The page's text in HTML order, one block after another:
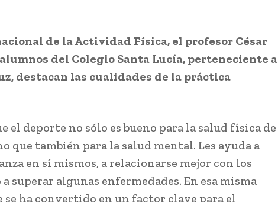
de la Actividad Física, el profesor César
del Colegio Santa Lucía, perteneciente a
destacan las cualidades de la práctica
el deporte no sólo es bueno para la salud física de
que también para la salud mental. Les ayuda a
en sí mismos, a relacionarse mejor con los
superar algunas enfermedades. En esa misma
se ha convertido en un factor clave para el